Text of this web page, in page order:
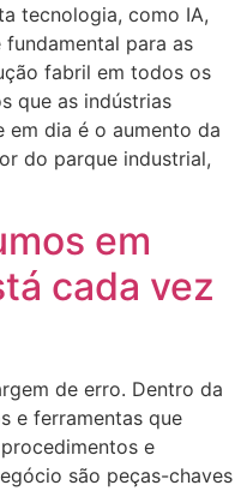
tecnologia, como IA,
fundamental para as
fabril em todos os
que as indústrias
em dia é o aumento da
do parque industrial,
em
cada vez
de erro. Dentro da
e ferramentas que
e
são peças-chaves